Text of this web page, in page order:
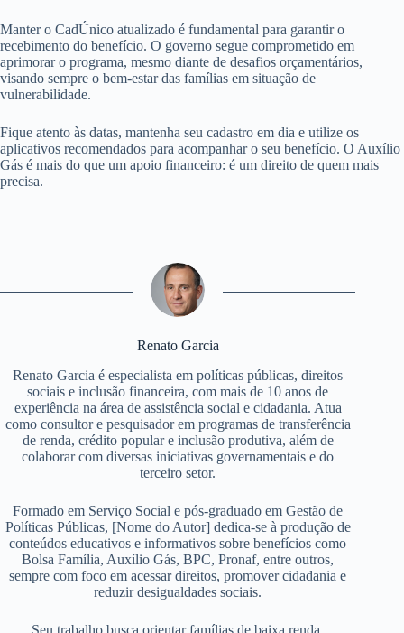
Manter o CadÚnico atualizado é fundamental para garantir o
recebimento do benefício. O governo segue comprometido em
aprimorar o programa, mesmo diante de desafios orçamentários,
visando sempre o bem-estar das famílias em situação de
vulnerabilidade.
Fique atento às datas, mantenha seu cadastro em dia e utilize os
aplicativos recomendados para acompanhar o seu benefício. O Auxílio
Gás é mais do que um apoio financeiro: é um direito de quem mais
precisa.
Renato Garcia
Renato Garcia é especialista em políticas públicas, direitos
sociais e inclusão financeira, com mais de 10 anos de
experiência na área de assistência social e cidadania. Atua
como consultor e pesquisador em programas de transferência
de renda, crédito popular e inclusão produtiva, além de
colaborar com diversas iniciativas governamentais e do
terceiro setor.
Formado em Serviço Social e pós-graduado em Gestão de
Políticas Públicas, [Nome do Autor] dedica-se à produção de
conteúdos educativos e informativos sobre benefícios como
Bolsa Família, Auxílio Gás, BPC, Pronaf, entre outros,
sempre com foco em acessar direitos, promover cidadania e
reduzir desigualdades sociais.
Seu trabalho busca orientar famílias de baixa renda,